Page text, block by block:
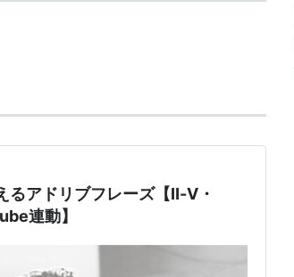
るアドリブフレーズ【Ⅱ-Ⅴ・
連動】